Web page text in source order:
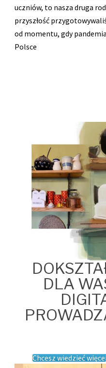
uczniów, to nasza druga
przyszłość
od momentu, gdy
Polsce
DLA
Chcesz wiedzieć